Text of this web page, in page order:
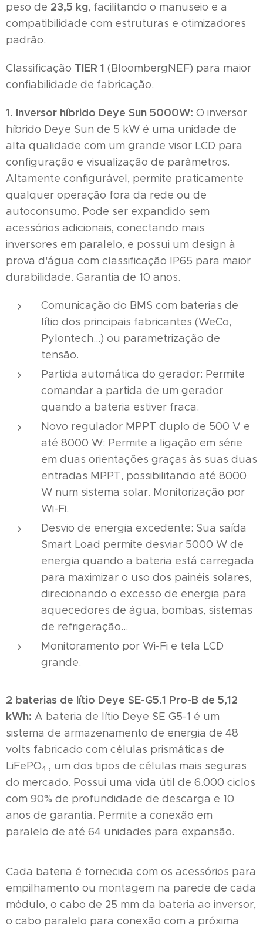
peso de 23,5 kg, facilitando o manuseio e a
compatibilidade com estruturas e otimizadores
padrão.
Classificação TIER 1 (BloombergNEF) para maior
confiabilidade de fabricação.
1. Inversor híbrido Deye Sun 5000W: O inversor
híbrido Deye Sun de 5 kW é uma unidade de
alta qualidade com um grande visor LCD para
configuração e visualização de parâmetros.
Altamente configurável, permite praticamente
qualquer operação fora da rede ou de
autoconsumo. Pode ser expandido sem
acessórios adicionais, conectando mais
inversores em paralelo, e possui um design à
prova d'água com classificação IP65 para maior
durabilidade. Garantia de 10 anos.
Comunicação do BMS com baterias de
lítio dos principais fabricantes (WeCo,
Pylontech...) ou parametrização de
tensão.
Partida automática do gerador: Permite
comandar a partida de um gerador
quando a bateria estiver fraca.
Novo regulador MPPT duplo de 500 V e
até 8000 W: Permite a ligação em série
em duas orientações graças às suas duas
entradas MPPT, possibilitando até 8000
W num sistema solar. Monitorização por
Wi-Fi.
Desvio de energia excedente: Sua saída
Smart Load permite desviar 5000 W de
energia quando a bateria está carregada
para maximizar o uso dos painéis solares,
direcionando o excesso de energia para
aquecedores de água, bombas, sistemas
de refrigeração...
Monitoramento por Wi-Fi e tela LCD
grande.
2 baterias de lítio Deye SE-G5.1 Pro-B de 5,12
kWh: A bateria de lítio Deye SE G5-1 é um
sistema de armazenamento de energia de 48
volts fabricado com células prismáticas de
LiFePO₄ , um dos tipos de células mais seguras
do mercado. Possui uma vida útil de 6.000 ciclos
com 90% de profundidade de descarga e 10
anos de garantia. Permite a conexão em
paralelo de até 64 unidades para expansão.
Cada bateria é fornecida com os acessórios para
empilhamento ou montagem na parede de cada
módulo, o cabo de 25 mm da bateria ao inversor,
o cabo paralelo para conexão com a próxima